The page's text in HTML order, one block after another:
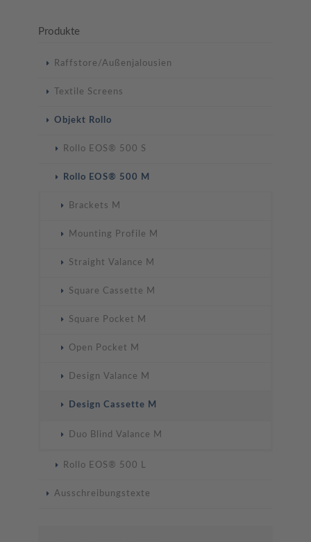
Produkte
Navigation
Raffstore/Außenjalousien
Textile Screens
Objekt Rollo
Rollo EOS® 500 S
Rollo EOS® 500 M
Brackets M
Mounting Profile M
Straight Valance M
Square Cassette M
Square Pocket M
Open Pocket M
Design Valance M
Design Cassette M
Duo Blind Valance M
Rollo EOS® 500 L
Ausschreibungstexte